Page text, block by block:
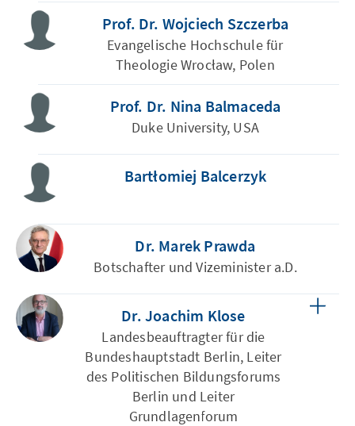
Prof. Dr. Wojciech Szczerba
Evangelische Hochschule für
Theologie Wrocław, Polen
Prof. Dr. Nina Balmaceda
Duke University, USA
Bartłomiej Balcerzyk
Dr. Marek Prawda
Botschafter und Vizeminister a.D.
Dr. Joachim Klose
Landesbeauftragter für die
Bundeshauptstadt Berlin, Leiter
des Politischen Bildungsforums
Berlin und Leiter
Grundlagenforum